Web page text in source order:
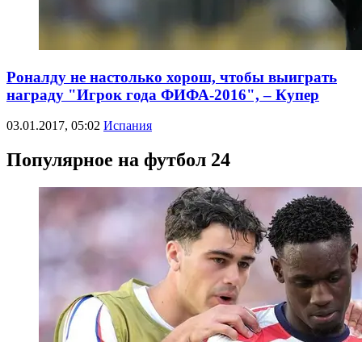
Роналду не настолько хорош, чтобы выиграть
награду "Игрок года ФИФА-2016", – Купер
03.01.2017, 05:02 Испания
Популярное на футбол 24